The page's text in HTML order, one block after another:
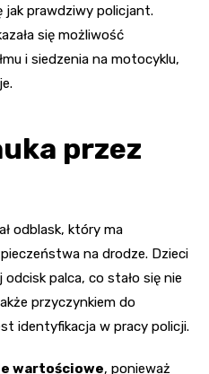
jak prawdziwy policjant.
się możliwość
i siedzenia na motocyklu,
przez
odblask, który ma
na drodze. Dzieci
palca, co stało się nie
przyczynkiem do
identyfikacja w pracy policji.
wartościowe, ponieważ